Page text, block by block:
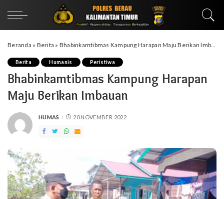
Beranda » Berita » Bhabinkamtibmas Kampung Harapan Maju Berikan Imbauan
Berita Humanis Peristiwa
Bhabinkamtibmas Kampung Harapan
Maju Berikan Imbauan
POSTED
HUMAS 20 NOVEMBER 2022